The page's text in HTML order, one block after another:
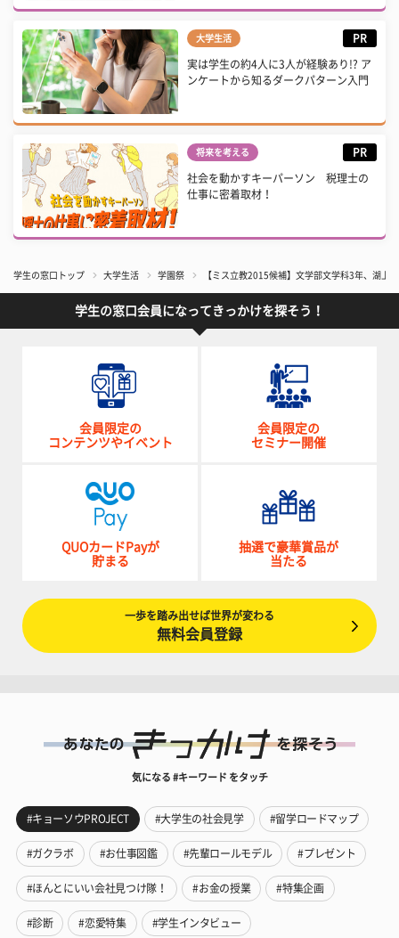
大学生活 PR
実は学生の約4人に3人が経験あり!? ア
ンケートから知るダークパターン入門
将来を考える PR
社会を動かすキーパーソン 税理士の
仕事に密着取材！
学生の窓口トップ 大学生活 学園祭 【ミス立教2015候補】文学部文学科3年、湖上
学生の窓口会員になってきっかけを探そう！
会員限定の
コンテンツやイベント
会員限定の
セミナー開催
QUOカードPayが
貯まる
抽選で豪華賞品が
当たる
一歩を踏み出せば世界が変わる
無料会員登録
気になる #キーワード をタッチ
#キョーソウPROJECT #大学生の社会見学 #留学ロードマップ
#ガクラボ #お仕事図鑑 #先輩ロールモデル #プレゼント
#ほんとにいい会社見つけ隊！ #お金の授業 #特集企画
#診断 #恋愛特集 #学生インタビュー